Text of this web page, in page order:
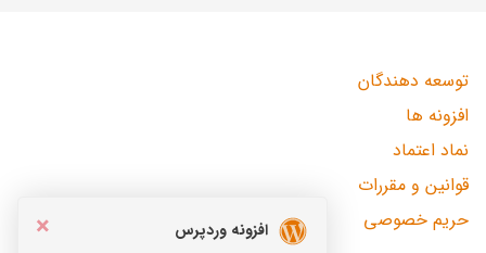
×
افزونه وردپرس
توسعه دهندگان
افزونه ها
نماد اعتماد
قوانین و مقررات
حریم خصوصی